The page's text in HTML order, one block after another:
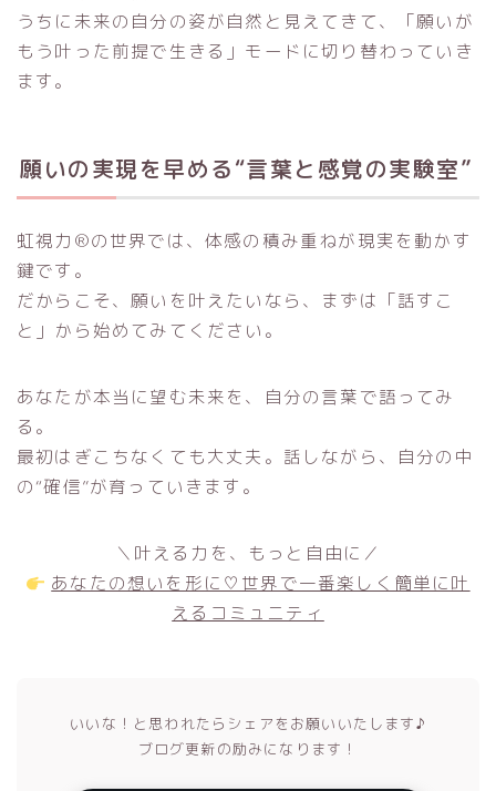
うちに未来の自分の姿が自然と見えてきて、「願いが
もう叶った前提で生きる」モードに切り替わっていき
ます。
願いの実現を早める“言葉と感覚の実験室”
虹視力®の世界では、体感の積み重ねが現実を動かす
鍵です。
だからこそ、願いを叶えたいなら、まずは「話すこ
と」から始めてみてください。
あなたが本当に望む未来を、自分の言葉で語ってみ
る。
最初はぎこちなくても大丈夫。話しながら、自分の中
の“確信”が育っていきます。
＼叶える力を、もっと自由に／
あなたの想いを形に♡世界で一番楽しく簡単に叶
えるコミュニティ
いいな！と思われたらシェアをお願いいたします♪
ブログ更新の励みになります！